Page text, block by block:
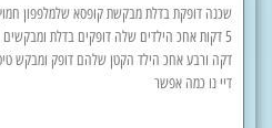
שכנה דופקת בדלת מבקשת קופסא שלמלפפון
5 דקות אחכ הילדים שלה דופקים בדלת ומבקשים 2 ביצים בכייף
דקה ורבע אחכ הילד הקטן שלהם דופק ומבקש
דיי נו כמה אפשר